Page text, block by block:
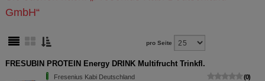
GmbH“
pro Seite
FRESUBIN PROTEIN Energy DRINK Multifrucht Trinkfl.
Fresenius Kabi Deutschland
0